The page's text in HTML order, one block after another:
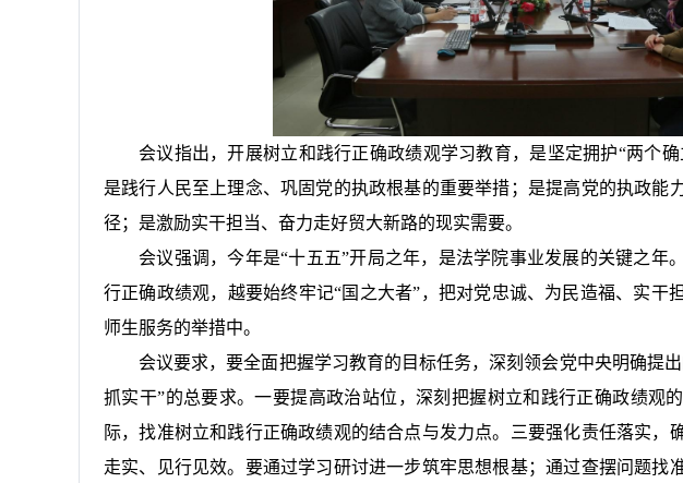
会议指出，开展树立和践行正确政绩观学习教育，是坚定拥护“两个确
是践行人民至上理念、巩固党的执政根基的重要举措；是提高党的执政能
径；是激励实干担当、奋力走好贸大新路的现实需要。
会议强调，今年是“十五五”开局之年，是法学院事业发展的关键之年
行正确政绩观，越要始终牢记“国之大者”，把对党忠诚、为民造福、实干
师生服务的举措中。
会议要求，要全面把握学习教育的目标任务，深刻领会党中央明确提
抓实干”的总要求。一要提高政治站位，深刻把握树立和践行正确政绩观
际，找准树立和践行正确政绩观的结合点与发力点。三要强化责任落实，
走实、见行见效。要通过学习研讨进一步筑牢思想根基；通过查摆问题找